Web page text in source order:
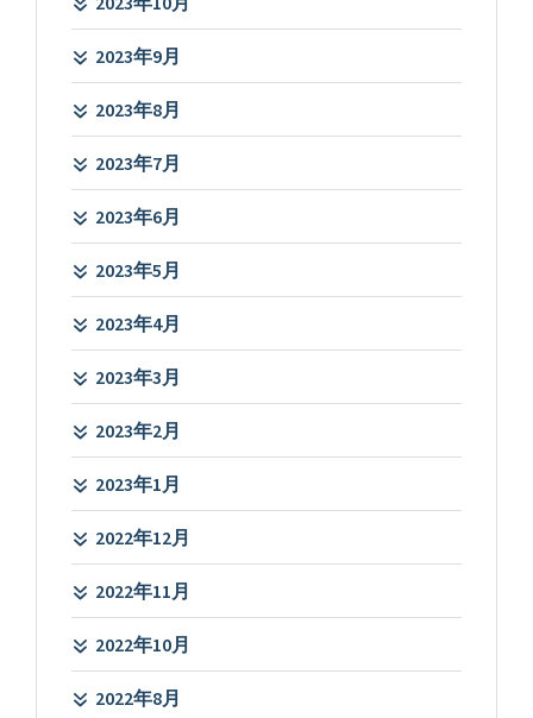
2023年9月
2023年8月
2023年7月
2023年6月
2023年5月
2023年4月
2023年3月
2023年2月
2023年1月
2022年12月
2022年11月
2022年10月
2022年8月